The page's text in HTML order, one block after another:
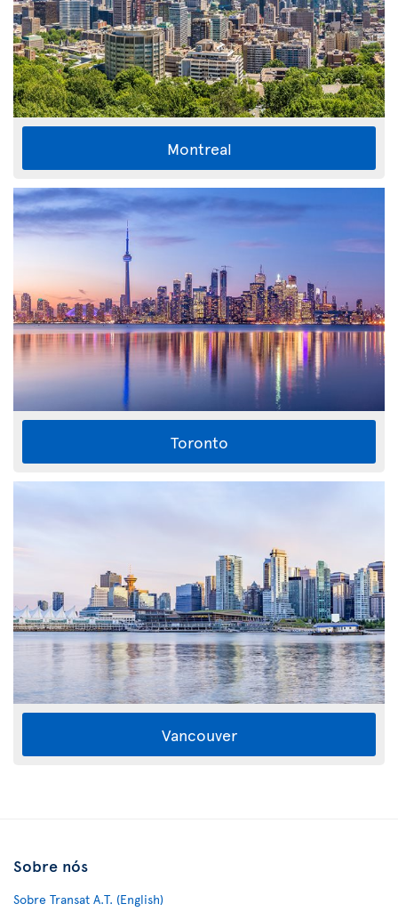
Montreal
Toronto
Vancouver
Sobre nós
Sobre Transat A.T. (English)